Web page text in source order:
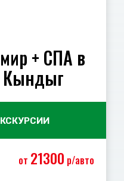
+ СПА в
Кындыг
от 21300 р/авто